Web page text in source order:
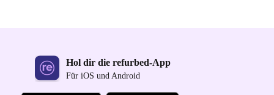
Hol dir die refurbed-App
Für iOS und Android